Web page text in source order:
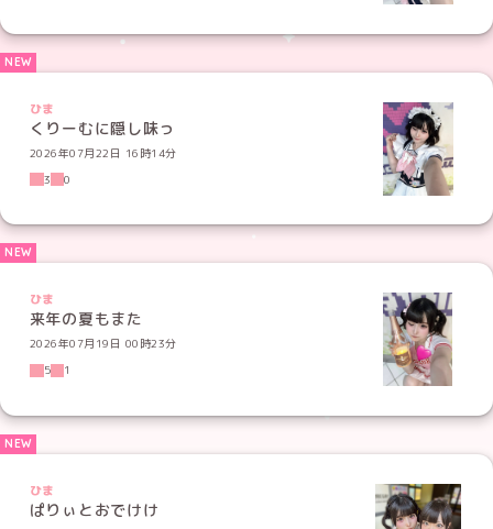
ひま
くりーむに隠し味っ
2026年07月22日 16時14分
3
0
ひま
来年の夏もまた
2026年07月19日 00時23分
5
1
ひま
ぱりぃとおでけけ